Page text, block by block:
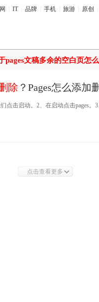
IT 品牌 手机 旅游 原创
pages文稿多余的空白页怎
除 ？Pages怎么添加
点击启动。2、在启动点击pages。
点击查看更多